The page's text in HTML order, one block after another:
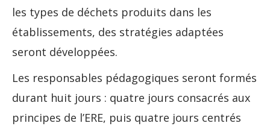
les types de déchets produits dans les
établissements, des stratégies adaptées
seront développées.
Les responsables pédagogiques seront formés
durant huit jours : quatre jours consacrés aux
principes de l’ERE, puis quatre jours centrés